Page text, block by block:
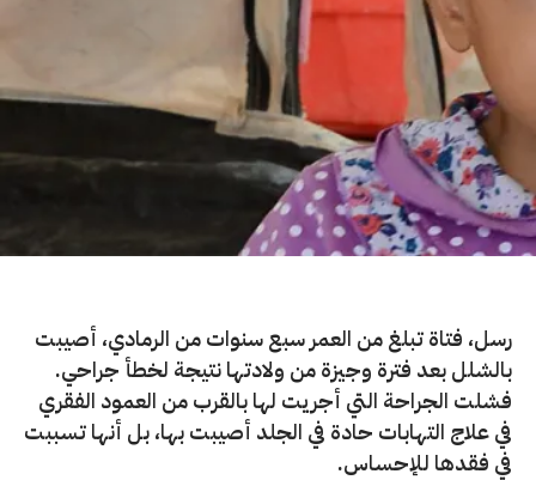
رسل، فتاة تبلغ من العمر سبع سنوات من الرمادي، أصيبت
بالشلل بعد فترة وجيزة من ولادتها نتيجة لخطأ جراحي.
فشلت الجراحة التي أجريت لها بالقرب من العمود الفقري
في علاج التهابات حادة في الجلد أصيبت بها، بل أنها تسببت
في فقدها للإحساس.